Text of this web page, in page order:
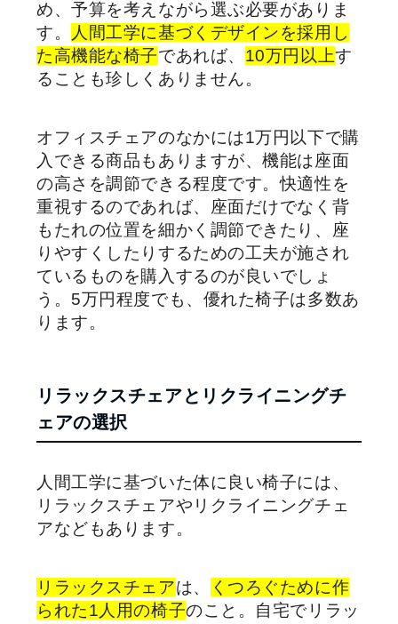
め、予算を考えながら選ぶ必要がありま
す。
人間工学に基づくデザインを採用し
た高機能な椅子であれば、 10万円以上す
ることも珍しくありません。
オフィスチェアのなかには1万円以下で購
入できる商品もありますが、機能は座面
の高さを調節できる程度です。快適性を
重視するのであれば、座面だけでなく背
もたれの位置を細かく調節できたり、座
りやすくしたりするための工夫が施され
ているものを購入するのが良いでしょ
う。5万円程度でも、優れた椅子は多数あ
ります。
リラックスチェアとリクライニングチ
ェアの選択
人間工学に基づいた体に良い椅子には、
リラックスチェアやリクライニングチェ
アなどもあります。
リラックスチェアは、
くつろぐために作
られた1人用の椅子のこと。自宅でリラッ